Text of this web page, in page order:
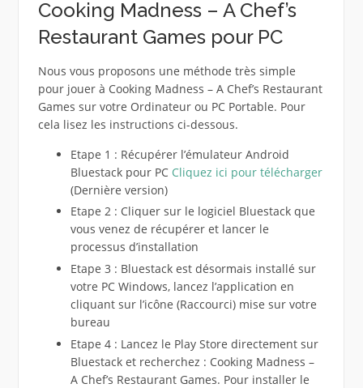
Cooking Madness – A Chef’s
Restaurant Games pour PC
Nous vous proposons une méthode très simple
pour jouer à Cooking Madness – A Chef’s Restaurant
Games sur votre Ordinateur ou PC Portable. Pour
cela lisez les instructions ci-dessous.
Etape 1 : Récupérer l’émulateur Android
Bluestack pour PC Cliquez ici pour télécharger
(Dernière version)
Etape 2 : Cliquer sur le logiciel Bluestack que
vous venez de récupérer et lancer le
processus d’installation
Etape 3 : Bluestack est désormais installé sur
votre PC Windows, lancez l’application en
cliquant sur l’icône (Raccourci) mise sur votre
bureau
Etape 4 : Lancez le Play Store directement sur
Bluestack et recherchez : Cooking Madness –
A Chef’s Restaurant Games. Pour installer le